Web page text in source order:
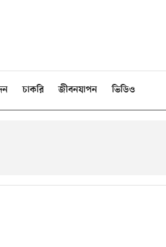
চাকরি জীবনযাপন ভিডিও